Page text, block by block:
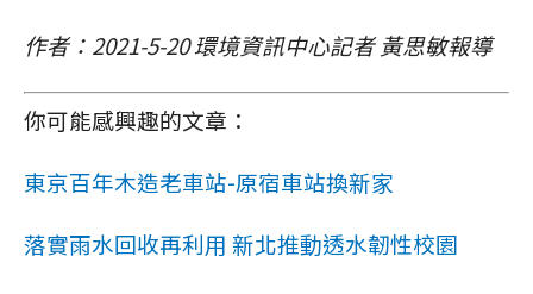
作者：2021-5-20 環境資訊中心記者 黃思敏報導
你可能感興趣的文章：
東京百年木造老車站-原宿車站換新家
落實雨水回收再利用 新北推動透水韌性校園